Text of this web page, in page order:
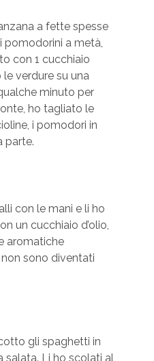
a fette spesse
pomodorini a metà,
con 1 cucchiaio
le verdure su una
minuto per
ho tagliato le
i pomodori in
parte.
con le mani e li ho
un cucchiaio d’olio,
aromatiche
sono diventati
gli spaghetti in
salata. Li ho scolati al